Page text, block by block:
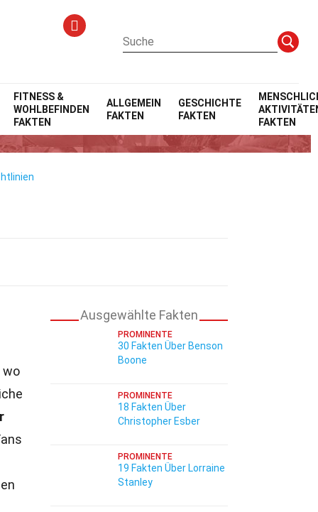
FITNESS &
WOHLBEFINDEN
FAKTEN
ALLGEMEIN
FAKTEN
GESCHICHTE
FAKTEN
FAKTEN
wo
Ausgewählte Fakten
PROMINENTE
30 Fakten Über Benson
Boone
PROMINENTE
18 Fakten Über
Christopher Esber
PROMINENTE
19 Fakten Über Lorraine
Stanley